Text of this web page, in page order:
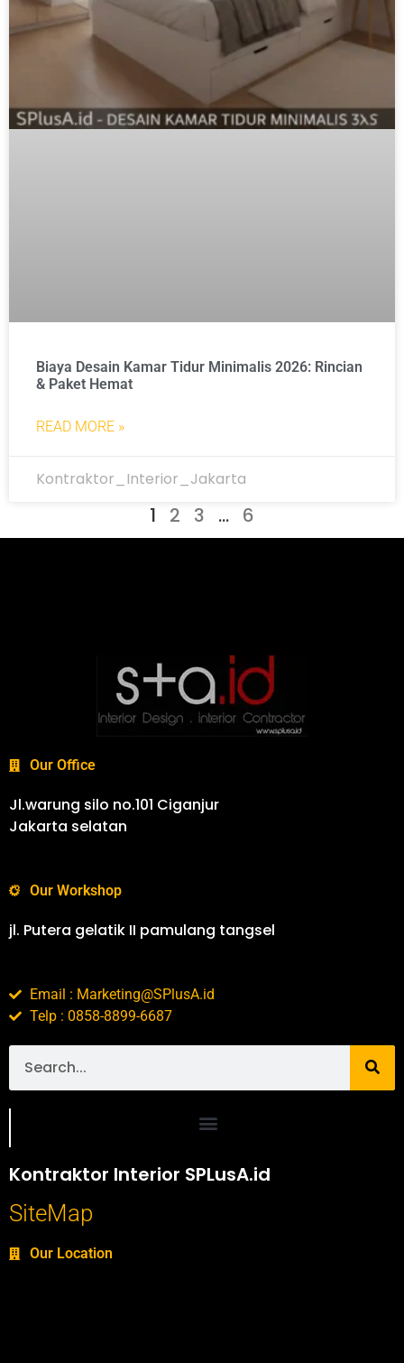
Biaya Desain Kamar Tidur Minimalis 2026: Rincian
& Paket Hemat
READ MORE »
Kontraktor_Interior_Jakarta
1 2 3 … 6
Our Office
Jl.warung silo no.101 Ciganjur
Jakarta selatan
Our Workshop
jl. Putera gelatik II pamulang tangsel
Email : Marketing@SPlusA.id
Telp : 0858-8899-6687
Kontraktor Interior SPLusA.id
SiteMap
Our Location